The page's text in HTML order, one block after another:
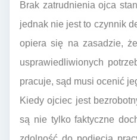
Brak zatrudnienia ojca
jednak nie jest to czynnik
opiera się na zasadzie,
usprawiedliwionych
pracuje, sąd musi ocenić
Kiedy ojciec jest
są nie tylko faktyczne